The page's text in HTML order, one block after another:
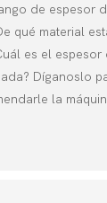
de espesor
qué material
es el espesor
Díganoslo
la